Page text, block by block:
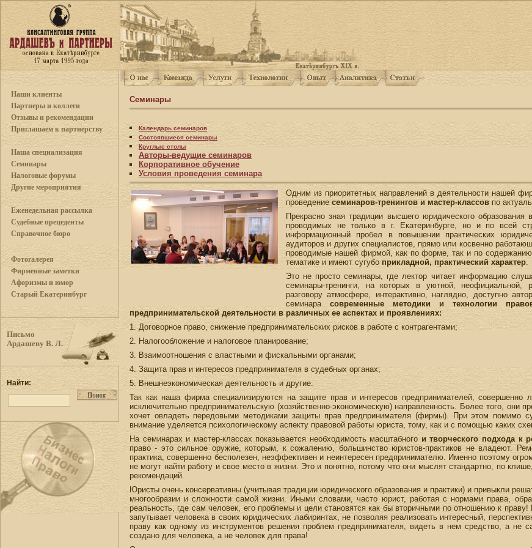
Наши клиенты
Партнеры и коллеги
Отзывы и рекомендации
Приглашаем к партнерству
Наша специализация
Семинары
Налоговые форумы
Другие мероприятия
Еженедельная рассылка
Судебные прецеденты
Справочное бюро
Фотогалерея
Фирменные заметки
Афоризмы и юмор
Старый Екатеринбург
Письмо
Ардашеву В. Л.
Найти:
Семинары
Календарь семинаров
Состоявшиеся семинары
Круглые столы
Авторы-ведущие семинаров
Корпоративное обучение
Условия проведения семинара
Одним из приоритетных направлений в деятельности нашей
проведениесеминаров-тренингов и мастер-классов по
Прекрасно зная традиции высшего юридического
проводимых не только в г. Екатеринбурге, но и по всей
информационный пробел в повышении практических
аудиторов и других специалистов, прямо или косвенно
проводимые нашей фирмой, как по форме, так и по
тематике и имеют сугубо прикладной, практический характер.
Это не просто семинары, где лектор читает информацию
семинары-тренинги, на которых в уютной, неофициальной,
разговору атмосфере, интерактивно, наглядно, доступно
семинара современные методики и технологии
предпринимательской деятельности в различных ее аспектах и проявлениях:
1. Договорное право, снижение предпринимательских рисков в работе с контрагентами;
2. Налогообложение и налоговое планирование;
3. Взаимоотношения с властными и фискальными органами;
4. Защита прав и интересов предпринимателя в судебных органах;
5. Внешнеэкономическая деятельность и другие.
Так как наша фирма специализируются на защите прав и интересов предпринимателей,
исключительно предпринимательскую (хозяйственно-экономическую) направленность. Более того,
хочет овладеть передовыми методиками защиты прав предпринимателя (фирмы). При этом помимо
внимание уделяется психологическому аспекту правовой работы юриста, тому, как и с помощью каких
На семинарах и мастер-классах показывается необходимость масштабного и творческого подхода к
право - это сильное оружие, которым, к сожалению, большинство юристов-практиков не владеют.
практика, совершенно бесполезен, неэффективен и неинтересен предпринимателю. Именно поэтому
не могут найти работу и свое место в жизни. Это и понятно, потому что они мыслят стандартно, по
рекомендаций.
Юристы очень консервативны (учитывая традиции юридического образования и практики) и привыкли
многообразии и сложности самой жизни. Иными словами, часто юрист, работая с нормами права,
реальность, где сам человек, его проблемы и цели становятся как бы вторичными по отношению к
запутывает человека в своих юридических лабиринтах, не позволяя реализовать интересный,
праву как одному из инструментов решения проблем предпринимателя, видеть в нем средство, а
создано для человека, а не человек для права!